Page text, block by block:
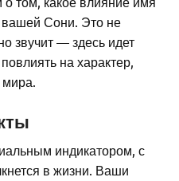
вашей Сони. Это не
звучит — здесь идет
на характер,
мира.
индикатором, с
в жизни. Ваши